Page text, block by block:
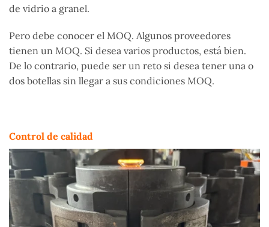
de vidrio a granel.
Pero debe conocer el MOQ. Algunos proveedores
tienen un MOQ. Si desea varios productos, está bien.
De lo contrario, puede ser un reto si desea tener una o
dos botellas sin llegar a sus condiciones MOQ.
Control de calidad